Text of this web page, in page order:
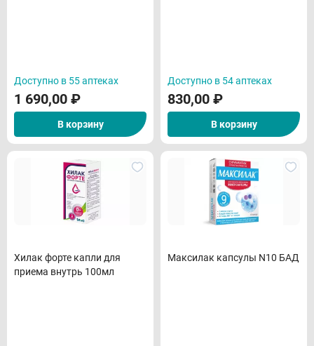
Доступно в 55 аптеках
1 690,00 ₽
В корзину
Доступно в 54 аптеках
830,00 ₽
В корзину
Хилак форте капли для
приема внутрь 100мл
Максилак капсулы N10 БАД